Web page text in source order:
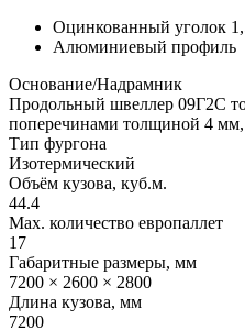
Оцинкованный уголок
Алюминиевый профиль
Основание/Надрамник
Продольный швеллер 09Г2С
поперечинами толщиной 4
Тип фургона
Изотермический
Объём кузова, куб.м.
44.4
Max. количество европаллет
17
Габаритные размеры, мм
7200 × 2600 × 2800
Длина кузова, мм
7200